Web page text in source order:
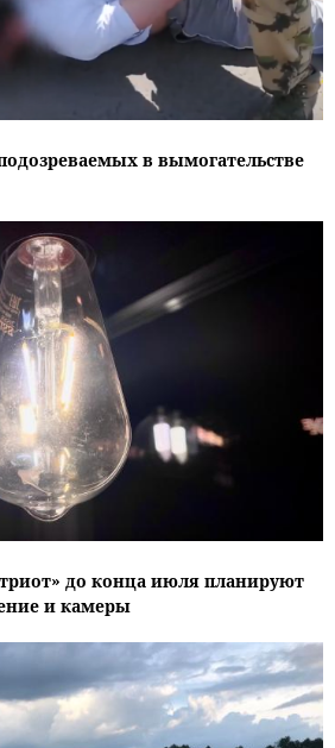
в вымогательстве
до конца июля планируют
и камеры